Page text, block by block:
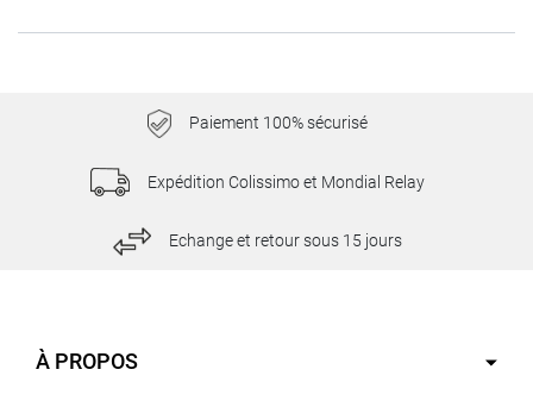
Paiement 100% sécurisé
Expédition Colissimo et Mondial Relay
Echange et retour sous 15 jours
À PROPOS